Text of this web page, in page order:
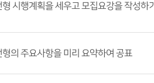
시행계획을 세우고 모집요강을 작성하기
준수사항, 전형별 기본사항, 전형요소
의 주요사항을 미리 요약하여 공표